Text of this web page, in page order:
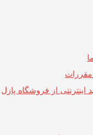
مقررات
اینترنتی از فروشگاه پازل